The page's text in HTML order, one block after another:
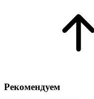
Рекомендуем